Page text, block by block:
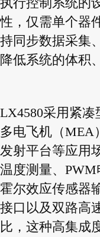
执行控制系统的
性，仅需单个器
持同步数据采集
降低系统的体积
LX4580采用紧凑
多电飞机（MEA
发射平台等应用
温度测量、PWM
霍尔效应传感器
接口以及双路高
比，这种高集成